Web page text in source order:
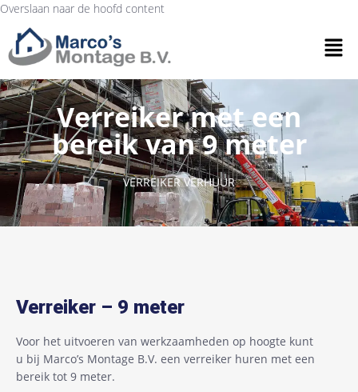
Overslaan naar de hoofd content
Verreiker met een
bereik van 9 meter​
VERREIKER VERHUUR
Verreiker – 9 meter
Voor het uitvoeren van werkzaamheden op hoogte kunt
u bij Marco’s Montage B.V. een verreiker huren met een
bereik tot 9 meter.